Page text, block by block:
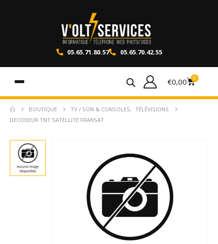
05.65.71.80.57 05.65.70.42.55
€0,00 0
BOUTIQUE TV / SON & CONSOLES,
TÉLÉVISIONS
DECODEUR TNT SATELLITE FRANSAT